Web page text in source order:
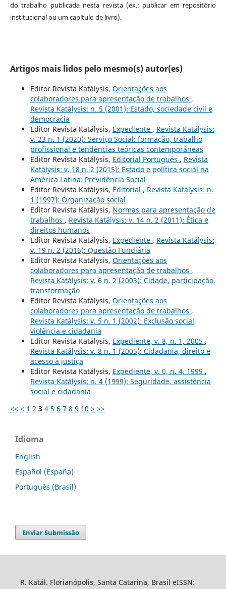
do trabalho publicada nesta revista (ex.: publicar em repositório
institucional ou um capítulo de livro).
Artigos mais lidos pelo mesmo(s) autor(es)
Editor Revista Katálysis, Orientações aos
colaboradores para apresentação de trabalhos ,
Revista Katálysis: n. 5 (2001): Estado, sociedade civil e
democracia
Editor Revista Katálysis, Expediente , Revista Katálysis:
v. 23 n. 1 (2020): Serviço Social: formação, trabalho
profissional e tendências teóricas contemporâneas
Editor Revista Katálysis, Editorial Português , Revista
Katálysis: v. 18 n. 2 (2015): Estado e política social na
América Latina: Previdência Social
Editor Revista Katálysis, Editorial , Revista Katálysis: n.
1 (1997): Organização social
Editor Revista Katálysis, Normas para apresentação de
trabalhos , Revista Katálysis: v. 14 n. 2 (2011): Ética e
direitos humanos
Editor Revista Katálysis, Expediente , Revista Katálysis:
v. 19 n. 2 (2016): Questão Fundiária
Editor Revista Katálysis, Orientações aos
colaboradores para apresentação de trabalhos ,
Revista Katálysis: v. 6 n. 2 (2003): Cidade, participação,
transformação
Editor Revista Katálysis, Orientações aos
colaboradores para apresentação de trabalhos ,
Revista Katálysis: v. 5 n. 1 (2002): Exclusão social,
violência e cidadania
Editor Revista Katálysis, Expediente, v. 8, n. 1, 2005 ,
Revista Katálysis: v. 8 n. 1 (2005): Cidadania, direito e
acesso à justiça
Editor Revista Katálysis, Expediente, v. 0, n. 4, 1999 ,
Revista Katálysis: n. 4 (1999): Seguridade, assistência
social e cidadania
<< < 1 2 3 4 5 6 7 8 9 10 > >>
Idioma
English
Español (España)
Português (Brasil)
Enviar Submissão
R. Katál. Florianópolis, Santa Catarina, Brasil eISSN: